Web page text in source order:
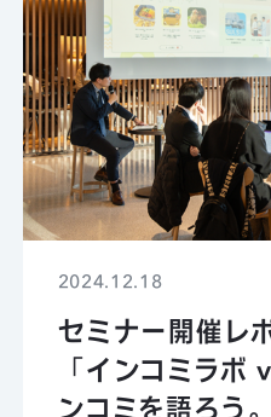
2024.12.18
セミナー開催レ
「インコミラ
ンコミを語ろう。